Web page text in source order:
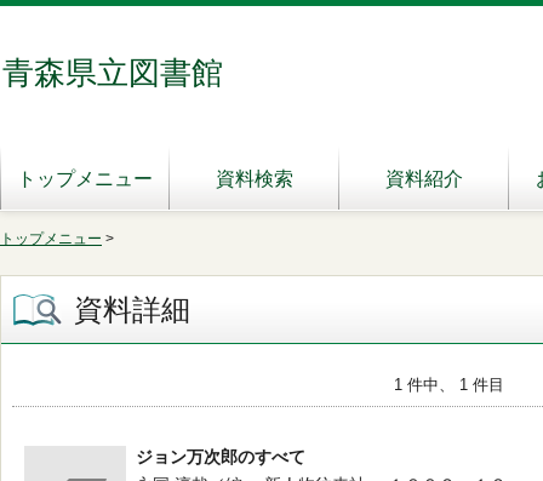
青森県立図書館
トップメニュー 資料検索 資料紹介
トップメニュー >
資料詳細
1 件中、 1 件目
ジョン万次郎のすべて